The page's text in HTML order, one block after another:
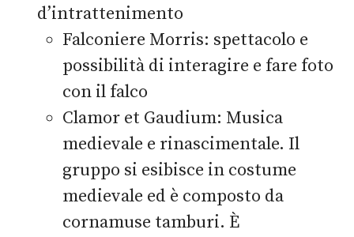
d’intrattenimento
Falconiere Morris: spettacolo e
possibilità di interagire e fare foto
con il falco
Clamor et Gaudium: Musica
medievale e rinascimentale. Il
gruppo si esibisce in costume
medievale ed è composto da
cornamuse tamburi. È